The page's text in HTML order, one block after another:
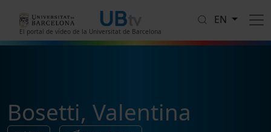
El portal de vídeo de la Universitat de Barcelona
EN
Bosetti, Valentina